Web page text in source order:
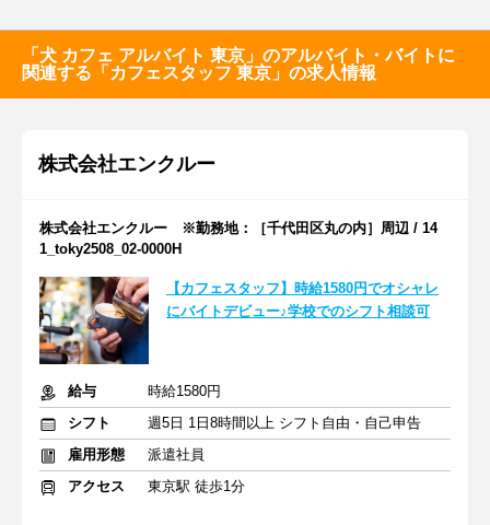
「犬 カフェ アルバイト 東京」のアルバイト・バイトに
関連する「カフェスタッフ 東京」の求人情報
株式会社エンクルー
株式会社エンクルー ※勤務地：［千代田区丸の内］周辺 / 14
1_toky2508_02-0000H
【カフェスタッフ】時給1580円でオシャレ
にバイトデビュー♪学校でのシフト相談可
給与
時給1580円
シフト
週5日 1日8時間以上 シフト自由・自己申告
雇用形態
派遣社員
アクセス
東京駅 徒歩1分